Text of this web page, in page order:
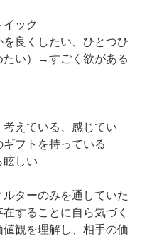
イック
を良くしたい、ひとつひ
たい）→すごく欲がある
考えている、感じてい
フトを持っている
眩しい
ターのみを通していた
することに自ら気づく
観を理解し、相手の価